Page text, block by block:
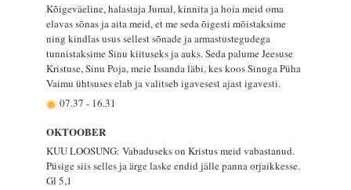
Kõigeväeline, halastaja Jumal, kinnita ja hoia meid oma
elavas sõnas ja aita meid, et me seda õigesti mõistaksime
ning kindlas usus sellest sõnade ja armastustegudega
tunnistaksime Sinu kiituseks ja auks. Seda palume Jeesuse
Kristuse, Sinu Poja, meie Issanda läbi, kes koos Sinuga Püha
Vaimu ühtsuses elab ja valitseb igavesest ajast igavesti.
07.37- 16.31
OKTOOBER
KUU LOOSUNG: Vabaduseks on Kristus meid vabastanud.
Püsige siis selles ja ärge laske endid jälle panna orjaikkesse.
Gl 5,1